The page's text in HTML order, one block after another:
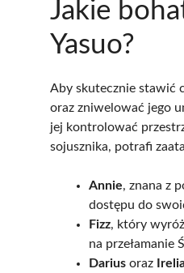
Jakie
Yasuo?
Aby skutecznie stawić
oraz zniwelować jego
jej kontrolować
sojusznika, potrafi
Annie, znana z
dostępu do
Fizz, który
na przełamanie
Darius oraz